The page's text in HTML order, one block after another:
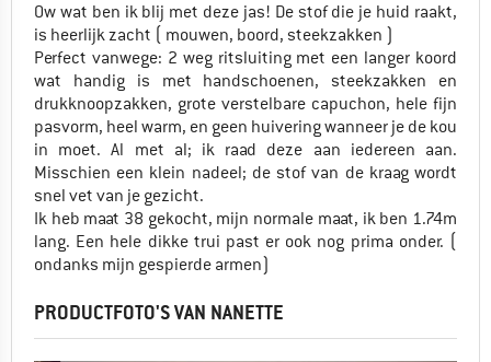
Ow wat ben ik blij met deze jas! De stof die je huid raakt,
is heerlijk zacht ( mouwen, boord, steekzakken )
Perfect vanwege: 2 weg ritsluiting met een langer koord
wat handig is met handschoenen, steekzakken en
drukknoopzakken, grote verstelbare capuchon, hele fijn
pasvorm, heel warm, en geen huivering wanneer je de kou
in moet. Al met al; ik raad deze aan iedereen aan.
Misschien een klein nadeel; de stof van de kraag wordt
snel vet van je gezicht.
Ik heb maat 38 gekocht, mijn normale maat, ik ben 1.74m
lang. Een hele dikke trui past er ook nog prima onder. (
ondanks mijn gespierde armen)
PRODUCTFOTO'S VAN NANETTE